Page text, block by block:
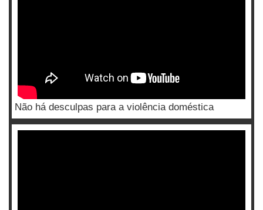
Não há desculpas para a violência doméstica